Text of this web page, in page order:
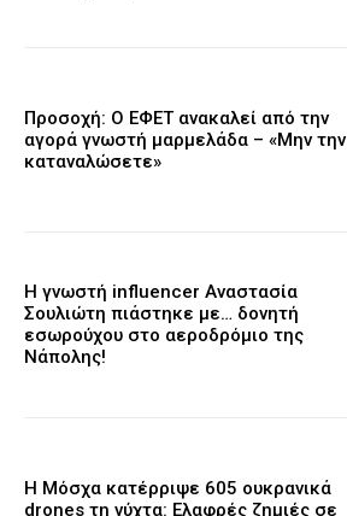
Προσοχή: Ο ΕΦΕΤ ανακαλεί από την
αγορά γνωστή μαρμελάδα – «Μην την
καταναλώσετε»
Η γνωστή influencer Αναστασία
Σουλιώτη πιάστηκε με… δονητή
εσωρούχου στο αεροδρόμιο της
Νάπολης!
Η Μόσχα κατέρριψε 605 ουκρανικά
drones τη νύχτα: Ελαφρές ζημιές σε